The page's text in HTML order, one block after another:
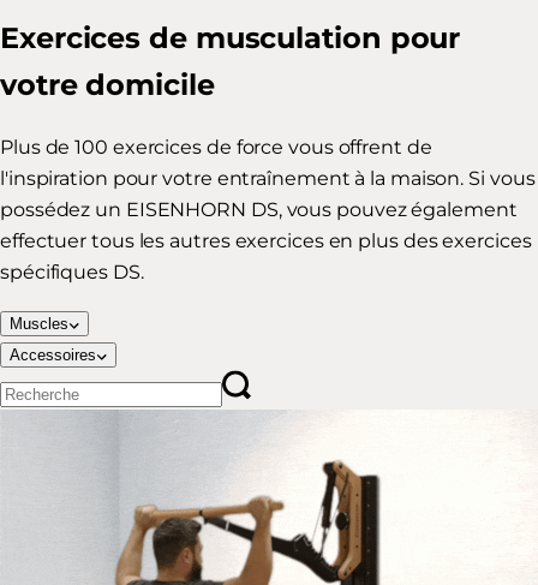
Exercices de musculation pour
votre domicile
Plus de 100 exercices de force vous offrent de
l'inspiration pour votre entraînement à la maison. Si vous
possédez un EISENHORN DS, vous pouvez également
effectuer tous les autres exercices en plus des exercices
spécifiques DS.
Muscles
Accessoires